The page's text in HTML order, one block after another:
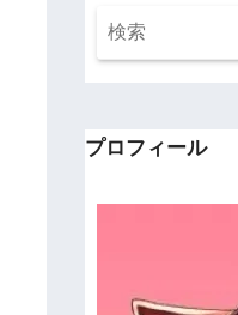
プロフィール